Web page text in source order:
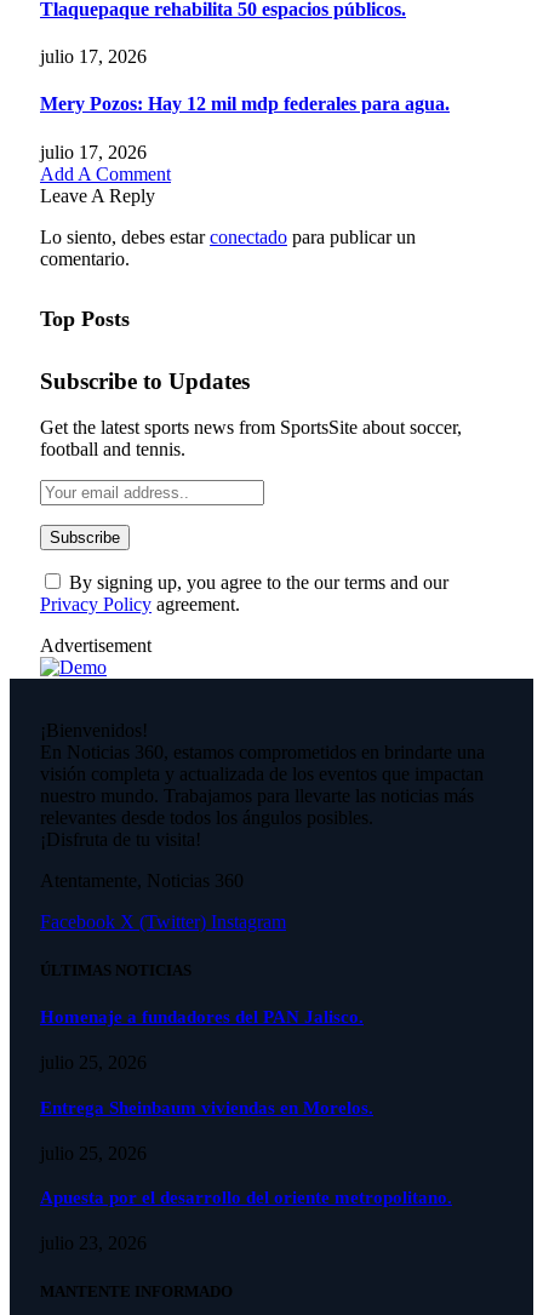
Tlaquepaque rehabilita 50 espacios públicos.
julio 17, 2026
Mery Pozos: Hay 12 mil mdp federales para agua.
julio 17, 2026
Add A Comment
Leave A Reply
Lo siento, debes estarconectado para publicar un
comentario.
Top Posts
Subscribe to Updates
Get the latest sports news from SportsSite about soccer,
football and tennis.
By signing up, you agree to the our terms and our
Privacy Policy agreement.
Advertisement
¡Bienvenidos!
En Noticias 360, estamos comprometidos en brindarte una
visión completa y actualizada de los eventos que impactan
nuestro mundo. Trabajamos para llevarte las noticias más
relevantes desde todos los ángulos posibles.
¡Disfruta de tu visita!
Atentamente, Noticias 360
Facebook X (Twitter) Instagram
ÚLTIMAS NOTICIAS
Homenaje a fundadores del PAN Jalisco.
julio 25, 2026
Entrega Sheinbaum viviendas en Morelos.
julio 25, 2026
Apuesta por el desarrollo del oriente metropolitano.
julio 23, 2026
MANTENTE INFORMADO